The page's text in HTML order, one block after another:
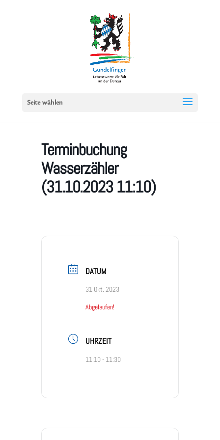
Seite wählen
Terminbuchung
Wasserzähler
(31.10.2023 11:10)
DATUM
31 Okt. 2023
Abgelaufen!
UHRZEIT
11:10 - 11:30